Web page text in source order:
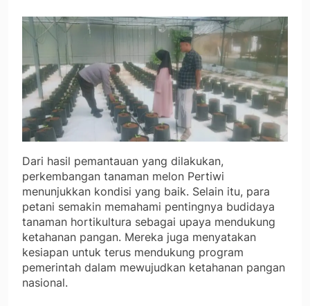
Dari hasil pemantauan yang dilakukan,
perkembangan tanaman melon Pertiwi
menunjukkan kondisi yang baik. Selain itu, para
petani semakin memahami pentingnya budidaya
tanaman hortikultura sebagai upaya mendukung
ketahanan pangan. Mereka juga menyatakan
kesiapan untuk terus mendukung program
pemerintah dalam mewujudkan ketahanan pangan
nasional.